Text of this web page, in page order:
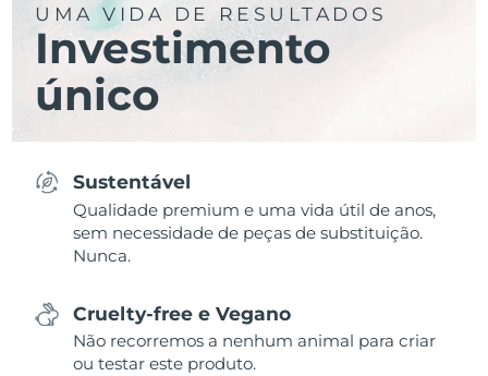
UMA VIDA DE RESULTADOS
Investimento
único
Sustentável
Qualidade premium e uma vida útil de anos,
sem necessidade de peças de substituição.
Nunca.
Cruelty-free e Vegano
Não recorremos a nenhum animal para criar
ou testar este produto.